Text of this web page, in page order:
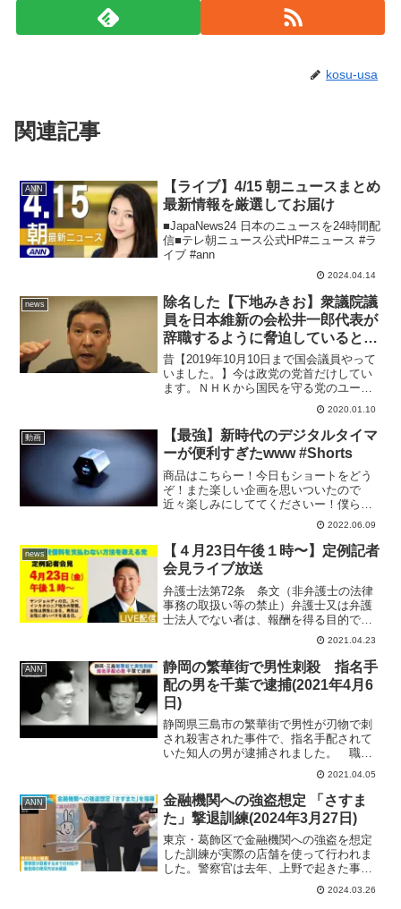
kosu-usa
関連記事
ANN
【ライブ】4/15 朝ニュースまとめ
最新情報を厳選してお届け
■JapaNews24 日本のニュースを24時間配
信■テレ朝ニュース公式HP#ニュース #ラ
イブ #ann
2024.04.14
news
除名した【下地みきお】衆議院議
員を日本維新の会松井一郎代表が
辞職するように脅迫しているとい
う情報があります
昔【2019年10月10日まで国会議員やって
いました。】今は政党の党首だけしてい
ます。ＮＨＫから国民を守る党のユーチ
ューブチャンネル→★現在ＮＨＫから国
民を守る党には３６名【国会議員２名・
地方議員３４名】の現職議員が在籍して
おります。★ＮＨ...
2020.01.10
動画
【最強】新時代のデジタルタイマ
ーが便利すぎたwww #Shorts
商品はこちらー！今日もショートをどう
ぞ！また楽しい企画を思いついたので
近々楽しみにしててくださいー！僕らは
レジェンドYouTuberではありません。ま
だまだ若手です。410万人を目指してま
す！！よろしくおねがいします！！！動
画を楽しんでいた...
2022.06.09
news
【４月23日午後１時〜】定例記者
会見ライブ放送
弁護士法第72条 条文（非弁護士の法律
事務の取扱い等の禁止）弁護士又は弁護
士法人でない者は、報酬を得る目的で訴
訟事件、非訟事件及び審査請求、異議申
立て、再審査請求等行政庁に対する不服
申立事件その他一般の法律事件に関して
鑑定、代理、仲裁若しく...
2021.04.23
ANN
静岡の繁華街で男性刺殺 指名手
配の男を千葉で逮捕(2021年4月6
日)
静岡県三島市の繁華街で男性が刃物で刺
され殺害された事件で、指名手配されて
いた知人の男が逮捕されました。 職業
不詳の新津鉄也容疑者（38）は先月7日の
午前5時半ごろ、JR三島駅南口の繁華街
で知人の鍵和田俊吾さん（当時32）を刃
物で刺して殺害し...
2021.04.05
ANN
金融機関への強盗想定 「さすま
た」撃退訓練(2024年3月27日)
東京・葛飾区で金融機関への強盗を想定
した訓練が実際の店舗を使って行われま
した。警察官は去年、上野で起きた事件
で強盗犯を撃退した「さすまた」の使い
方を指導しました。 訓練は葛飾区の東
2024.03.26